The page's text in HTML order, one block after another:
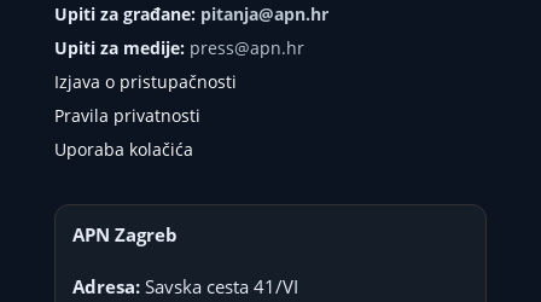
Upiti za građane: pitanja@apn.hr
Upiti za medije: press@apn.hr
Izjava o pristupačnosti
Pravila privatnosti
Uporaba kolačića
APN Zagreb
Adresa:Savska cesta 41/VI